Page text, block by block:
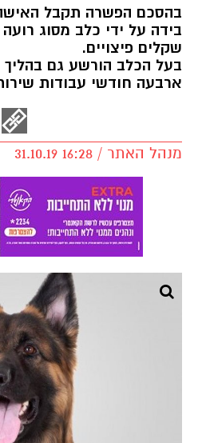
בהסכם הפשרה תקבל
בידה על ידי כלב מסוג
שקלים פיצויים.
בעל הכלב הורשע גם בהליך
ארבעה חודשי עבודות
מנהל האתר / 16:28 31.10.19